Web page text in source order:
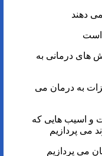
دهند
است
های درمانی به
به درمان می
و اسیب هایی که
می پردازیم
می پردازیم